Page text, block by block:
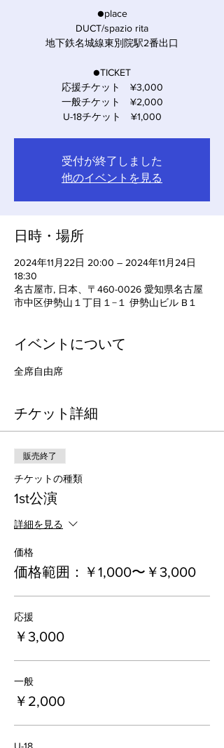
●place
DUCT/spazio rita
地下鉄名城線東別院駅2番出口
●TICKET
応援チケット ¥3,000
一般チケット ¥2,000
U-18チケット ¥1,000
受付が終了しました
他のイベントを見る
日時・場所
2024年11月22日 20:00 – 2024年11月24日
18:30
名古屋市, 日本、〒460-0026 愛知県名古屋
市中区伊勢山１丁目１−１ 伊勢山ビル B１
イベントについて
全席自由席
チケット詳細
販売終了
チケットの種類
1st公演
詳細を見る
価格
価格範囲：￥1,000〜￥3,000
応援
￥3,000
一般
￥2,000